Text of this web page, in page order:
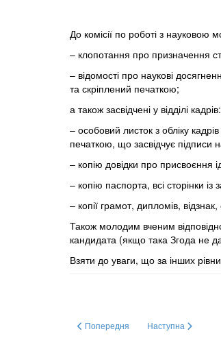
До комісії по роботі з
– клопотання про призначення
– відомості про наукові
та скріплений печаткою;
а також засвідчені у відділі кадрів:
– особовий листок з обліку
печаткою, що засвідчує підписи
– копію довідки про присвоєння
– копію паспорта, всі сторінки
– копії грамот, дипломів,
Також молодим вченим
кандидата (якщо така Згода не
Взяти до уваги, що за інших
Попередня стаття: Підсумкові
Попередня Наступна стаття:
Наступна